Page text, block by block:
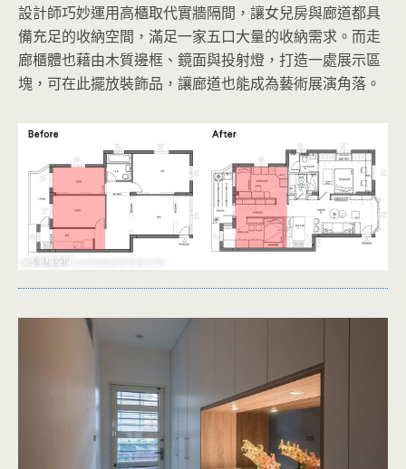
設計師巧妙運用高櫃取代實牆隔間，讓女兒房與廊道都具
備充足的收納空間，滿足一家五口大量的收納需求。而走
廊櫃體也藉由木質邊框、鏡面與投射燈，打造一處展示區
塊，可在此擺放裝飾品，讓廊道也能成為藝術展演角落。